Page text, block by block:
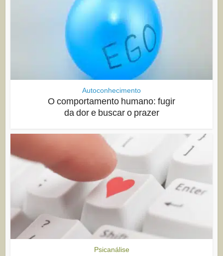
Autoconhecimento
O comportamento humano: fugir
da dor e buscar o prazer
Psicanálise